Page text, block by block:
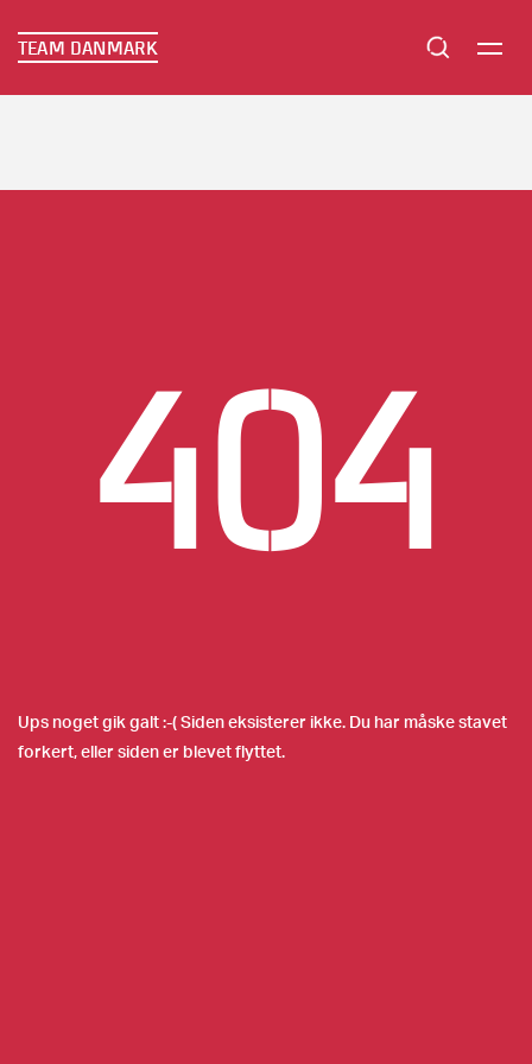
TEAM DANMARK
TEAM DANMARK
404
Ups noget gik galt :-( Siden eksisterer ikke. Du har måske stavet
forkert, eller siden er blevet flyttet.